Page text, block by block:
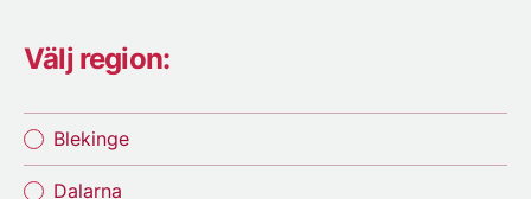
Välj region:
Blekinge
Dalarna